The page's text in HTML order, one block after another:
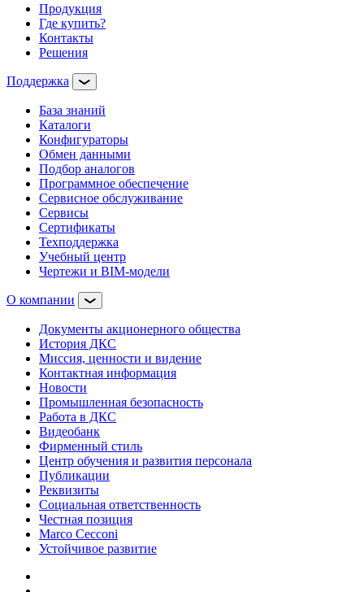
Продукция
Где купить?
Контакты
Решения
Поддержка
База знаний
Каталоги
Конфигураторы
Обмен данными
Подбор аналогов
Программное обеспечение
Сервисное обслуживание
Сервисы
Сертификаты
Техподдержка
Учебный центр
Чертежи и BIM-модели
О компании
Документы акционерного общества
История ДКС
Миссия, ценности и видение
Контактная информация
Новости
Промышленная безопасность
Работа в ДКС
Видеобанк
Фирменный стиль
Центр обучения и развития персонала
Публикации
Реквизиты
Социальная ответственность
Честная позиция
Marco Cecconi
Устойчивое развитие